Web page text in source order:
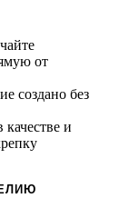
от
создано без
и